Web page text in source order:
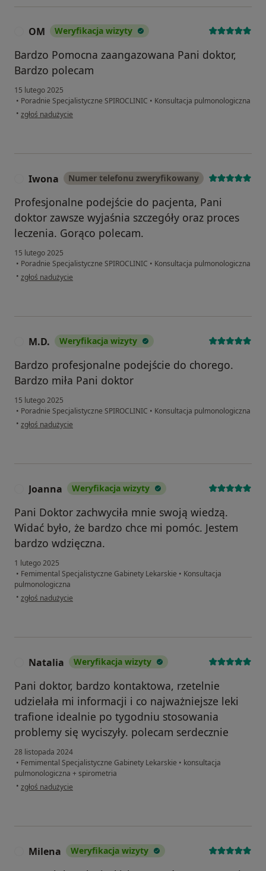
OM Weryfikacja wizyty
Bardzo Pomocna zaangazowana Pani doktor,
Bardzo polecam
15 lutego 2025
• Poradnie Specjalistyczne SPIROCLINIC • Konsultacja pulmonologiczna
• w opinii użytkownika OM
zgłoś nadużycie
Iwona Numer telefonu zweryfikowany
Profesjonalne podejście do pacjenta, Pani
doktor zawsze wyjaśnia szczegóły oraz proces
leczenia. Gorąco polecam.
15 lutego 2025
• Poradnie Specjalistyczne SPIROCLINIC • Konsultacja pulmonologiczna
• w opinii użytkownika Iwona
zgłoś nadużycie
M.D. Weryfikacja wizyty
Bardzo profesjonalne podejście do chorego.
Bardzo miła Pani doktor
15 lutego 2025
• Poradnie Specjalistyczne SPIROCLINIC • Konsultacja pulmonologiczna
• w opinii użytkownika M.D.
zgłoś nadużycie
Joanna Weryfikacja wizyty
Pani Doktor zachwyciła mnie swoją wiedzą.
Widać było, że bardzo chce mi pomóc. Jestem
bardzo wdzięczna.
1 lutego 2025
• Femimental Specjalistyczne Gabinety Lekarskie • Konsultacja
pulmonologiczna
• w opinii użytkownika Joanna
zgłoś nadużycie
Natalia Weryfikacja wizyty
Pani doktor, bardzo kontaktowa, rzetelnie
udzielała mi informacji i co najważniejsze leki
trafione idealnie po tygodniu stosowania
problemy się wyciszyły. polecam serdecznie
28 listopada 2024
• Femimental Specjalistyczne Gabinety Lekarskie • konsultacja
pulmonologiczna + spirometria
• w opinii użytkownika Natalia
zgłoś nadużycie
Milena Weryfikacja wizyty